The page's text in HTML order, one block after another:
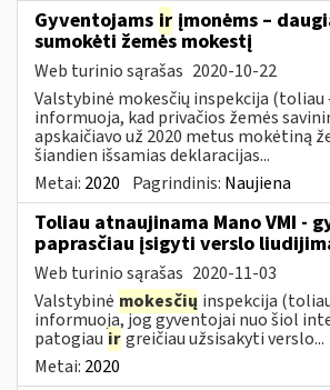
Gyventojams ir įmonėms –
sumokėti žemės mokestį
Web turinio sąrašas 2020-10-22
Valstybinė mokesčių inspekcija (toliau
informuoja, kad privačios žemės
apskaičiavo už 2020 metus mokėtiną
šiandien išsamias deklaracijas...
Metai: 2020 Pagrindinis: Naujiena
Toliau atnaujinama Mano VMI -
paprasčiau įsigyti verslo
Web turinio sąrašas 2020-11-03
Valstybinė mokesčių inspekcija
informuoja, jog gyventojai nuo šiol
patogiau irgreičiau užsisakyti verslo...
Metai: 2020